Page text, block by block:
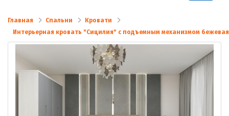
Главная Спальни
Кровати
Интерьерная кровать "Сицилия" с подъемным механизмом бежевая